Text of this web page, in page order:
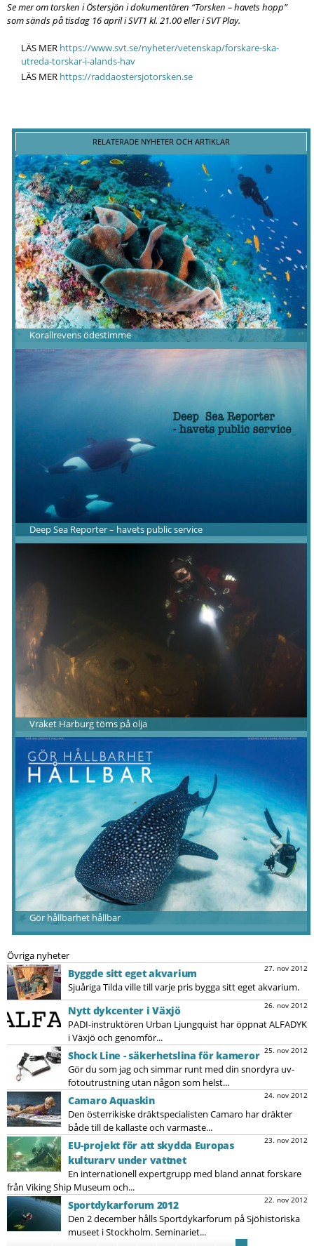
Se mer om torsken i Östersjön i dokumentären “Torsken – havets hopp”
som sänds på tisdag 16 april i SVT1 kl. 21.00 eller i SVT Play.
LÄS MER https://www.svt.se/nyheter/vetenskap/forskare-ska-
utreda-torskar-i-alands-hav
LÄS MER https://raddaostersjotorsken.se
RELATERADE NYHETER OCH ARTIKLAR
Korallrevens ödestimme
Deep Sea Reporter – havets public service
Vraket Harburg töms på olja
Gör hållbarhet hållbar
Övriga nyheter
27. nov 2012
Byggde sitt eget akvarium
Sjuåriga Tilda ville till varje pris bygga sitt eget akvarium.
26. nov 2012
Nytt dykcenter i Växjö
PADI-instruktören Urban Ljungquist har öppnat ALFADYK
i Växjö och genomför...
25. nov 2012
Shock Line - säkerhetslina för kameror
Gör du som jag och simmar runt med din snordyra uv-
fotoutrustning utan någon som helst...
24. nov 2012
Camaro Aquaskin
Den österrikiske dräktspecialisten Camaro har dräkter
både till de kallaste och varmaste...
23. nov 2012
EU-projekt för att skydda Europas
kulturarv under vattnet
En internationell expertgrupp med bland annat forskare
från Viking Ship Museum och...
22. nov 2012
Sportdykarforum 2012
Den 2 december hålls Sportdykarforum på Sjöhistoriska
museet i Stockholm. Seminariet...